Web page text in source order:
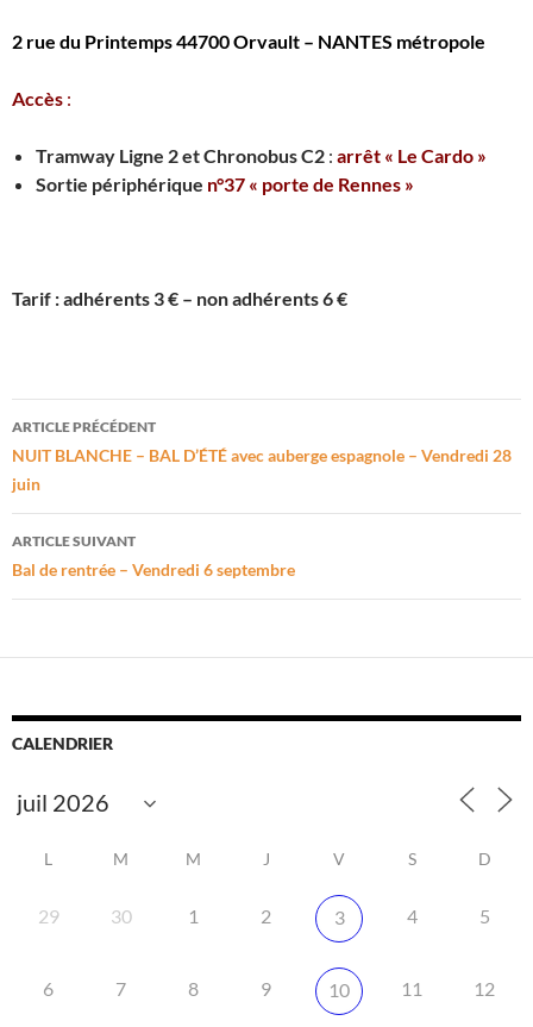
2 rue du Printemps 44700 Orvault – NANTES métropole
Accès :
Tramway Ligne 2 et Chronobus C2 : arrêt « Le Cardo »
Sortie périphérique n°37 « porte de Rennes »
Tarif : adhérents 3 € – non adhérents 6 €
Navigation
des
articles
ARTICLE PRÉCÉDENT
NUIT BLANCHE – BAL D’ÉTÉ avec auberge espagnole – Vendredi 28
juin
ARTICLE SUIVANT
Bal de rentrée – Vendredi 6 septembre
CALENDRIER
L M M J V S D
29 30 1 2 3 4 5
6 7 8 9 10 11 12